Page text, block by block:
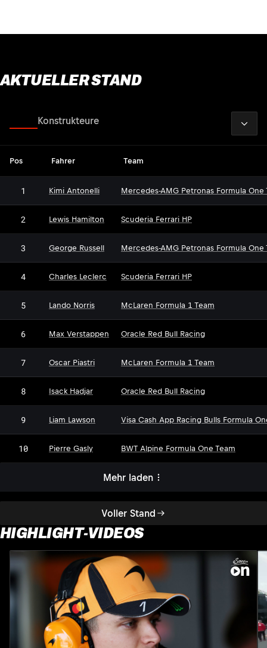
AKTUELLER STAND
Voller Stand
Konstrukteure
Pos Fahrer Team
1 Kimi Antonelli Mercedes-AMG Petronas Formula One
2 Lewis Hamilton Scuderia Ferrari HP
3 George Russell Mercedes-AMG Petronas Formula One
4 Charles Leclerc Scuderia Ferrari HP
5 Lando Norris McLaren Formula 1 Team
6 Max Verstappen Oracle Red Bull Racing
7 Oscar Piastri McLaren Formula 1 Team
8 Isack Hadjar Oracle Red Bull Racing
9 Liam Lawson Visa Cash App Racing Bulls Formula
10 Pierre Gasly BWT Alpine Formula One Team
Mehr laden
HIGHLIGHT-VIDEOS